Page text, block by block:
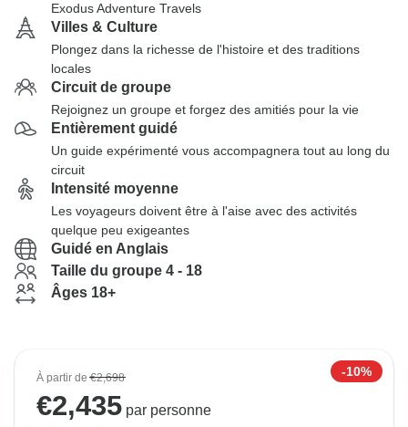
Exodus Adventure Travels
Villes & Culture
Plongez dans la richesse de l'histoire et des traditions
locales
Circuit de groupe
Rejoignez un groupe et forgez des amitiés pour la vie
Entièrement guidé
Un guide expérimenté vous accompagnera tout au long du
circuit
Intensité moyenne
Les voyageurs doivent être à l'aise avec des activités
quelque peu exigeantes
Guidé en Anglais
Taille du groupe 4 - 18
Âges 18+
À partir de€2,698 -10%
€2,435 par personne